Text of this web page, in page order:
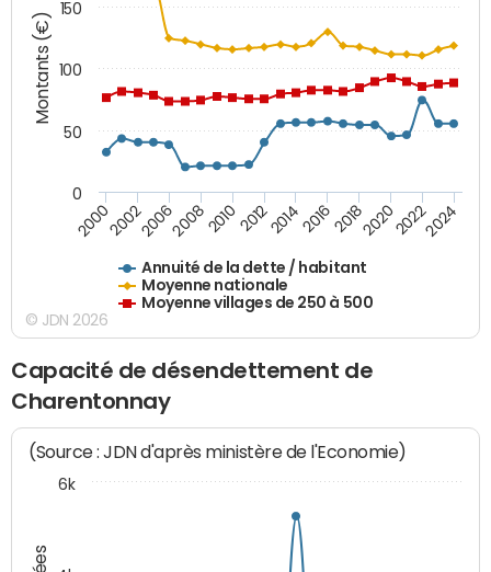
Montants (€)
Annuité de la dette / habitant
Moyenne nationale
Moyenne villages de 250 à 500
200020022006200820102012201420162018202020222024
0
50
100
150
© JDN 2026
Capacité de désendettement de
Charentonnay
(Source : JDN d'après ministère de l'Economie)
6k